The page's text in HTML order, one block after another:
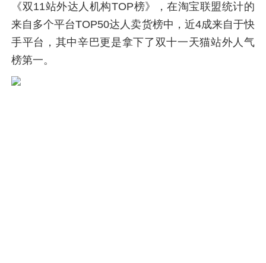
《双11站外达人机构TOP榜》，在淘宝联盟统计的
来自多个平台TOP50达人卖货榜中，近4成来自于快
手平台，其中辛巴更是拿下了双十一天猫站外人气
榜第一。